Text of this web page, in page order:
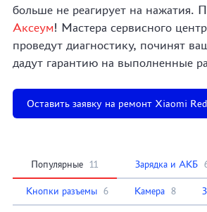
больше не реагирует на нажатия.
Аксеум! Мастера сервисного
проведут диагностику, починят
дадут гарантию на выполненные
Оставить заявку на ремонт Xiaomi
Популярные 11 Зарядка и АКБ
Кнопки разъемы 6 Камера 8